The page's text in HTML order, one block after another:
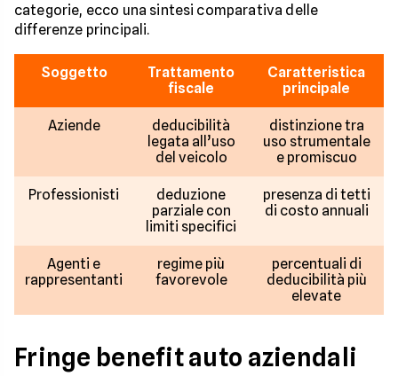
categorie, ecco una sintesi comparativa delle
differenze principali.
Soggetto
Trattamento
fiscale
Caratteristica
principale
Aziende
deducibilità
legata all’uso
del veicolo
distinzione tra
uso strumentale
e promiscuo
Professionisti
deduzione
parziale con
limiti specifici
presenza di tetti
di costo annuali
Agenti e
rappresentanti
regime più
favorevole
percentuali di
deducibilità più
elevate
Fringe benefit auto aziendali